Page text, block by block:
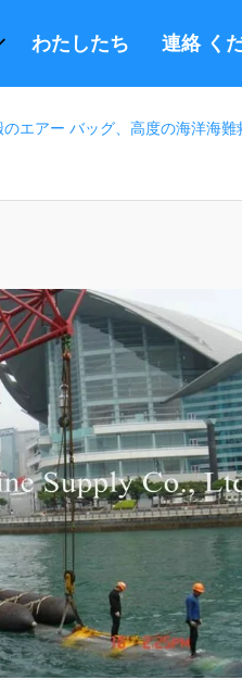
わたしたち に つい て
連絡 く
エアー バッグ、高度の海洋海難